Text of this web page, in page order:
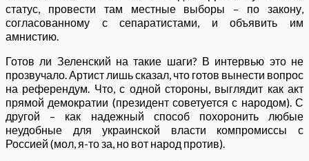
статус, провести там местные выборы – по закону,
согласованному с сепаратистами, и объявить им
амнистию.
Готов ли Зеленский на такие шаги? В интервью это не
прозвучало. Артист лишь сказал, что готов вынести вопрос
на референдум. Что, с одной стороны, выглядит как акт
прямой демократии (президент советуется с народом). С
другой – как надежный способ похоронить любые
неудобные для украинской власти компромиссы с
Россией (мол, я-то за, но вот народ против).